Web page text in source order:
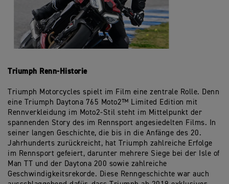
Triumph Renn-Historie
Triumph Motorcycles spielt im Film eine zentrale Rolle. Denn
eine Triumph Daytona 765 Moto2™ Limited Edition mit
Rennverkleidung im Moto2-Stil steht im Mittelpunkt der
spannenden Story des im Rennsport angesiedelten Films. In
seiner langen Geschichte, die bis in die Anfänge des 20.
Jahrhunderts zurückreicht, hat Triumph zahlreiche Erfolge
im Rennsport gefeiert, darunter mehrere Siege bei der Isle of
Man TT und der Daytona 200 sowie zahlreiche
Geschwindigkeitsrekorde. Diese Renngeschichte war auch